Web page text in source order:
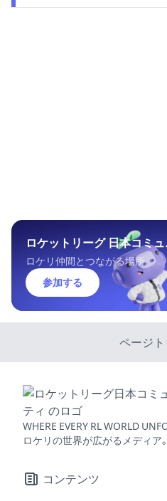
ロケットリーグ 日本コミ
ロケリ仲間とつながる場所
参加する
ページト
WHERE EVERY RL WORLD
ロケリの世界が広がるメディア。
コンテンツ